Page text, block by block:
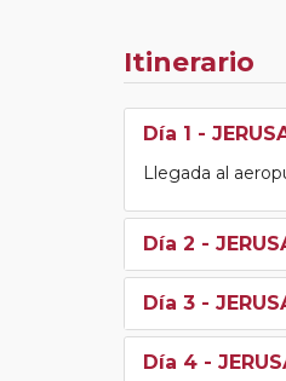
Itinerario
Día 1 -
Llegada al
Día 2 -
Día 3 -
Día 4 -